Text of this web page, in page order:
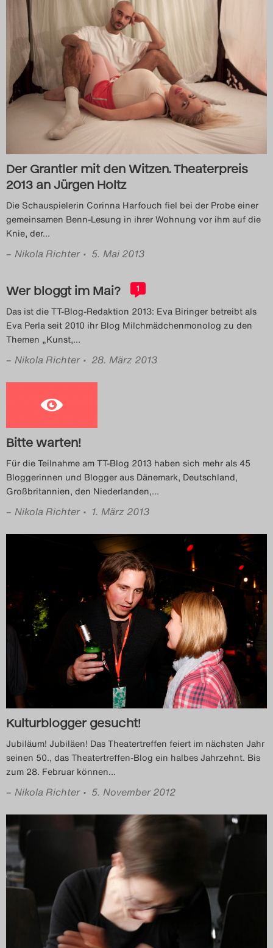
Der Grantler mit den Witzen. Theaterpreis
2013 an Jürgen Holtz
Die Schauspielerin Corinna Harfouch fiel bei der Probe einer
gemeinsamen Benn-Lesung in ihrer Wohnung vor ihm auf die
Knie, der…
– Nikola Richter • 5. Mai 2013
Wer bloggt im Mai? 1
Das ist die TT-Blog-Redaktion 2013: Eva Biringer betreibt als
Eva Perla seit 2010 ihr Blog Milchmädchenmonolog zu den
Themen „Kunst,…
– Nikola Richter • 28. März 2013
Bitte warten!
Für die Teilnahme am TT-Blog 2013 haben sich mehr als 45
Bloggerinnen und Blogger aus Dänemark, Deutschland,
Großbritannien, den Niederlanden,…
– Nikola Richter • 1. März 2013
Kulturblogger gesucht!
Jubiläum! Jubiläen! Das Theatertreffen feiert im nächsten Jahr
seinen 50., das Theatertreffen-Blog ein halbes Jahrzehnt. Bis
zum 28. Februar können…
– Nikola Richter • 5. November 2012